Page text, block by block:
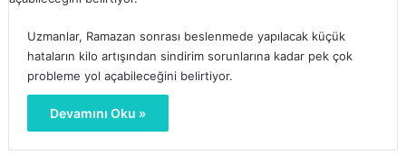
Uzmanlar, Ramazan sonrası beslenmede yapılacak küçük
hataların kilo artışından sindirim sorunlarına kadar pek çok
probleme yol açabileceğini belirtiyor.
Devamını Oku »